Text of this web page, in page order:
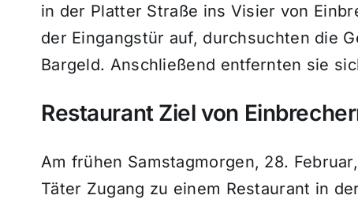
in der Platter Straße ins Visier von
der Eingangstür auf, durchsuchten die
Bargeld. Anschließend entfernten sie
Restaurant Ziel von
Am frühen Samstagmorgen, 28.
Täter Zugang zu einem Restaurant in